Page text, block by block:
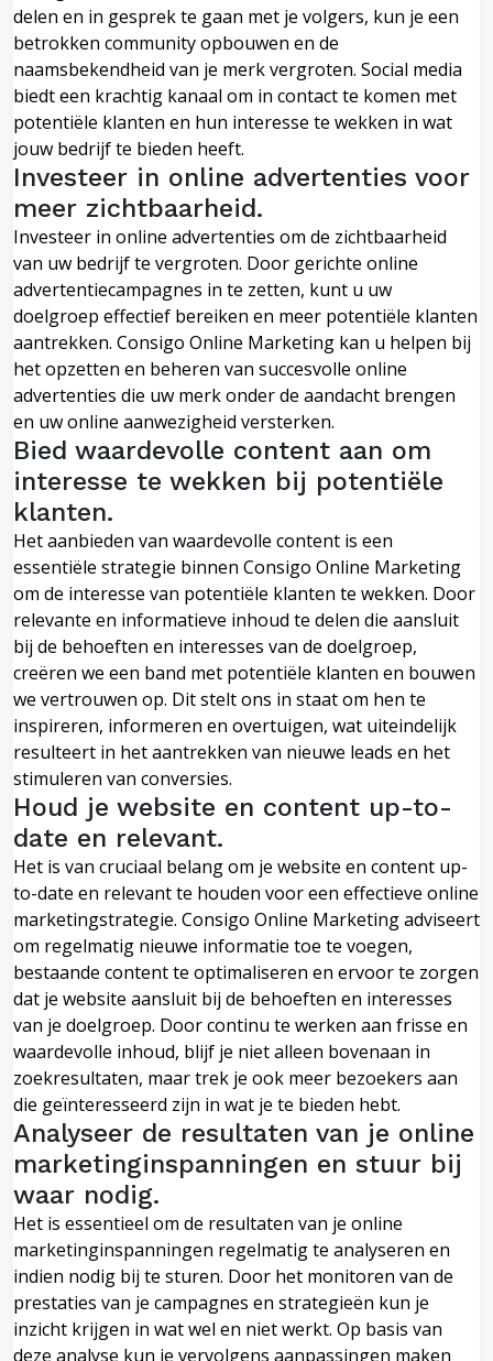
delen en in gesprek te gaan met je volgers, kun je een
betrokken community opbouwen en de
naamsbekendheid van je merk vergroten. Social media
biedt een krachtig kanaal om in contact te komen met
potentiële klanten en hun interesse te wekken in wat
jouw bedrijf te bieden heeft.
Investeer in online advertenties voor
meer zichtbaarheid.
Investeer in online advertenties om de zichtbaarheid
van uw bedrijf te vergroten. Door gerichte online
advertentiecampagnes in te zetten, kunt u uw
doelgroep effectief bereiken en meer potentiële klanten
aantrekken. Consigo Online Marketing kan u helpen bij
het opzetten en beheren van succesvolle online
advertenties die uw merk onder de aandacht brengen
en uw online aanwezigheid versterken.
Bied waardevolle content aan om
interesse te wekken bij potentiële
klanten.
Het aanbieden van waardevolle content is een
essentiële strategie binnen Consigo Online Marketing
om de interesse van potentiële klanten te wekken. Door
relevante en informatieve inhoud te delen die aansluit
bij de behoeften en interesses van de doelgroep,
creëren we een band met potentiële klanten en bouwen
we vertrouwen op. Dit stelt ons in staat om hen te
inspireren, informeren en overtuigen, wat uiteindelijk
resulteert in het aantrekken van nieuwe leads en het
stimuleren van conversies.
Houd je website en content up-to-
date en relevant.
Het is van cruciaal belang om je website en content up-
to-date en relevant te houden voor een effectieve online
marketingstrategie. Consigo Online Marketing adviseert
om regelmatig nieuwe informatie toe te voegen,
bestaande content te optimaliseren en ervoor te zorgen
dat je website aansluit bij de behoeften en interesses
van je doelgroep. Door continu te werken aan frisse en
waardevolle inhoud, blijf je niet alleen bovenaan in
zoekresultaten, maar trek je ook meer bezoekers aan
die geïnteresseerd zijn in wat je te bieden hebt.
Analyseer de resultaten van je online
marketinginspanningen en stuur bij
waar nodig.
Het is essentieel om de resultaten van je online
marketinginspanningen regelmatig te analyseren en
indien nodig bij te sturen. Door het monitoren van de
prestaties van je campagnes en strategieën kun je
inzicht krijgen in wat wel en niet werkt. Op basis van
deze analyse kun je vervolgens aanpassingen maken